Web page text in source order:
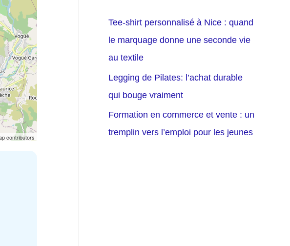
contributors
Tee-shirt personnalisé à Nice : quand
le marquage donne une seconde vie
au textile
Legging de Pilates: l’achat durable
qui bouge vraiment
Formation en commerce et vente : un
tremplin vers l’emploi pour les jeunes